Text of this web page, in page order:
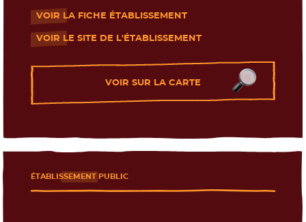
VOIR LA FICHE ÉTABLISSEMENT
- Nouvelle fenêtre
VOIR LE SITE DE L'ÉTABLISSEMENT
- Nouvelle fenêtre
VOIR SUR LA CARTE
ÉTABLISSEMENT PUBLIC